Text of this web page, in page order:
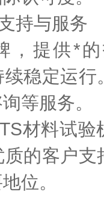
持与服务
，提供*
稳定运
等服务。
材料试
的客户
位。